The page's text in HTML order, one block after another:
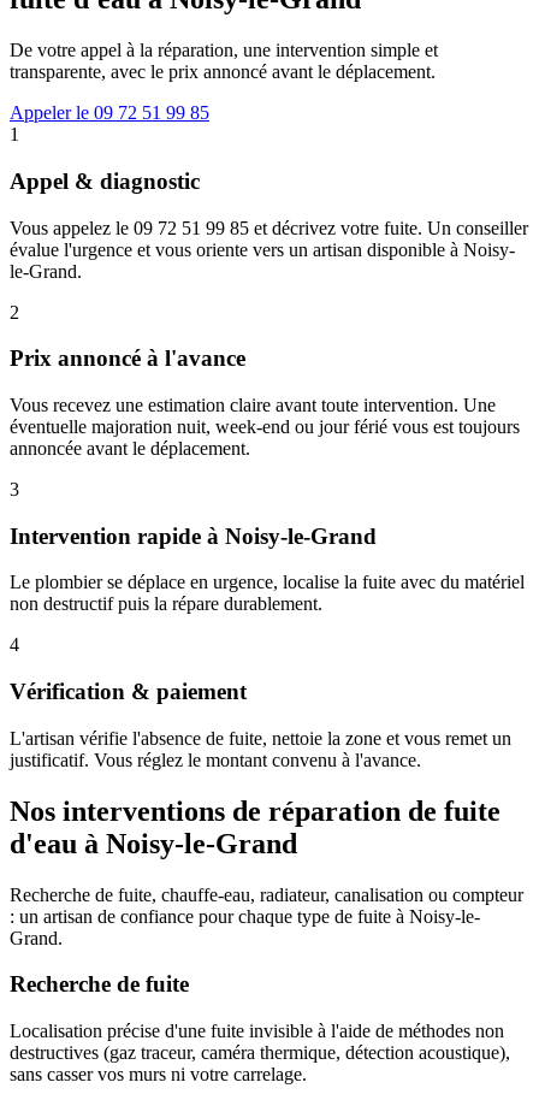
De votre appel à la réparation, une intervention simple et
transparente, avec le prix annoncé avant le déplacement.
Appeler le 09 72 51 99 85
1
Appel & diagnostic
Vous appelez le 09 72 51 99 85 et décrivez votre fuite. Un conseiller
évalue l'urgence et vous oriente vers un artisan disponible à Noisy-
le-Grand.
2
Prix annoncé à l'avance
Vous recevez une estimation claire avant toute intervention. Une
éventuelle majoration nuit, week-end ou jour férié vous est toujours
annoncée avant le déplacement.
3
Intervention rapide à Noisy-le-Grand
Le plombier se déplace en urgence, localise la fuite avec du matériel
non destructif puis la répare durablement.
4
Vérification & paiement
L'artisan vérifie l'absence de fuite, nettoie la zone et vous remet un
justificatif. Vous réglez le montant convenu à l'avance.
Nos interventions de réparation de fuite
d'eau à Noisy-le-Grand
Recherche de fuite, chauffe-eau, radiateur, canalisation ou compteur
: un artisan de confiance pour chaque type de fuite à Noisy-le-
Grand.
Recherche de fuite
Localisation précise d'une fuite invisible à l'aide de méthodes non
destructives (gaz traceur, caméra thermique, détection acoustique),
sans casser vos murs ni votre carrelage.